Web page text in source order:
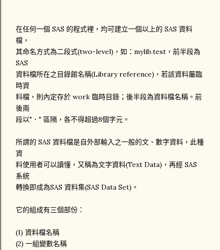
在任何一個 SAS 的程式裡，均可建立一個以上的 SAS 資料
檔，
其命名方式為二段式(two-level)，如：mylib.test，前半段為
SAS
資料檔所在之目錄館名稱(Library reference)，若該資料屬臨
時資
料檔，則內定存於 work 臨時目錄；後半段為資料檔名稱。前
後兩
段以"．" 區隔，各不得超過8個字元。
所謂的 SAS 資料檔是自外部輸入之一般的文、數字資料，此種
資
料使用者可以讀懂，又稱為文字資料(Text Data)，再經 SAS
系統
轉換即成為SAS 資料集(SAS Data Set)。
它的組成有三個部份：
(1) 資料檔名稱
(2) 一組變數名稱